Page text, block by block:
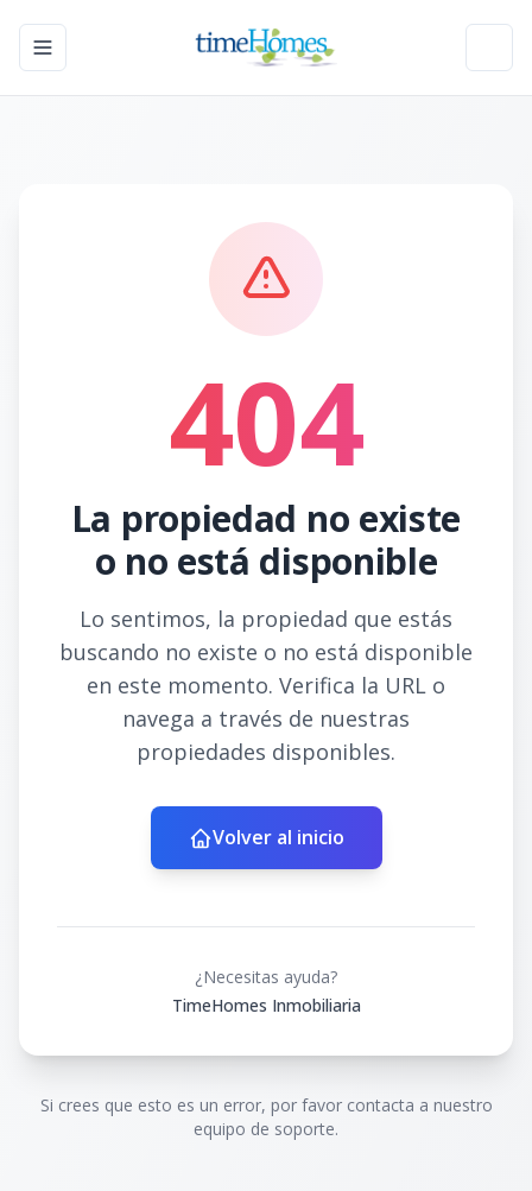
Toggle navigation menu
404
La propiedad no existe
o no está disponible
Lo sentimos, la propiedad que estás
buscando no existe o no está disponible
en este momento. Verifica la URL o
navega a través de nuestras
propiedades disponibles.
Volver al inicio
¿Necesitas ayuda?
TimeHomes Inmobiliaria
Si crees que esto es un error, por favor contacta a nuestro
equipo de soporte.